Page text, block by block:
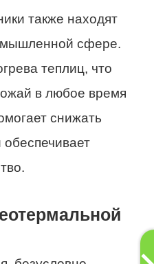
также находят
сфере.
теплиц, что
в любое время
снижать
обеспечивает